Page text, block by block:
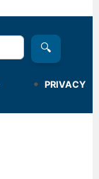
🔍
PRIVACY